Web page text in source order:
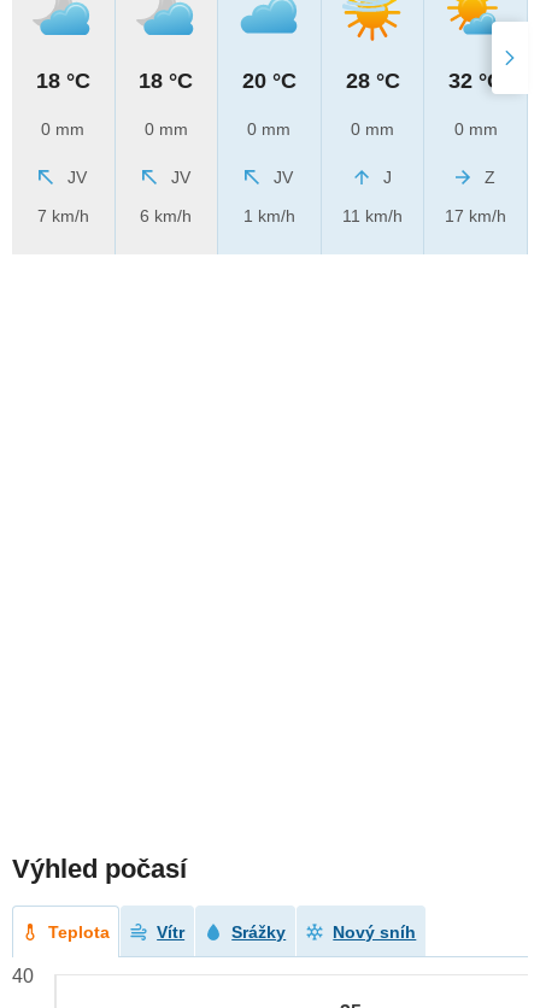
18 °C
0 mm
JV
7 km/h
18 °C
0 mm
JV
6 km/h
20 °C
0 mm
JV
1 km/h
28 °C
0 mm
J
11 km/h
32 °C
0 mm
Z
17 km/h
Výhled počasí
Teplota Vítr Srážky Nový sníh
40